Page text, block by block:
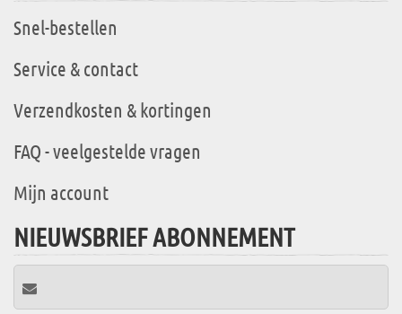
Snel-bestellen
Service & contact
Verzendkosten & kortingen
FAQ - veelgestelde vragen
Mijn account
NIEUWSBRIEF ABONNEMENT